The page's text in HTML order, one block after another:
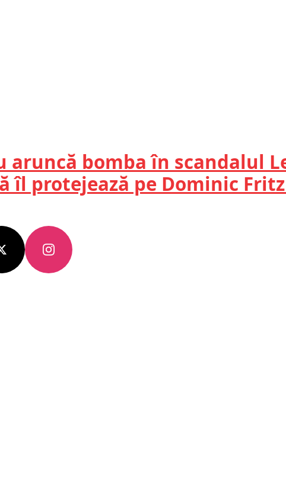
aruncă bomba în scandalul
îl protejează pe Dominic